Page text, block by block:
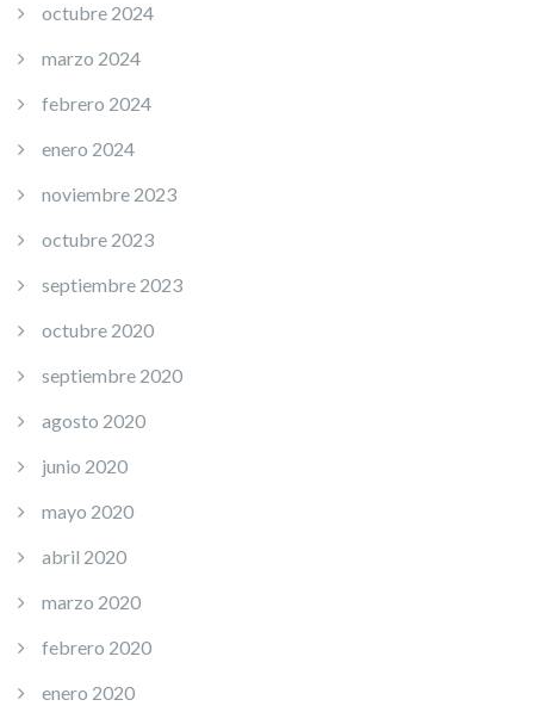
octubre 2024
marzo 2024
febrero 2024
enero 2024
noviembre 2023
octubre 2023
septiembre 2023
octubre 2020
septiembre 2020
agosto 2020
junio 2020
mayo 2020
abril 2020
marzo 2020
febrero 2020
enero 2020